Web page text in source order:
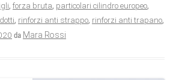
, forza bruta, particolari cilindro europeo,
, rinforzi anti strappo, rinforzi anti trapano,
da Mara Rossi